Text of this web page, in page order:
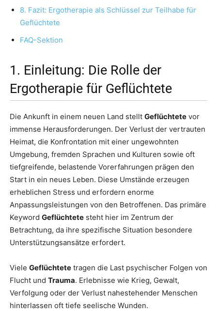
8. Fazit: Ergotherapie als Schlüssel zur Teilhabe für
Geflüchtete
FAQ-Sektion
1. Einleitung: Die Rolle der
Ergotherapie für Geflüchtete
Die Ankunft in einem neuen Land stellt Geflüchtete vor
immense Herausforderungen. Der Verlust der vertrauten
Heimat, die Konfrontation mit einer ungewohnten
Umgebung, fremden Sprachen und Kulturen sowie oft
tiefgreifende, belastende Vorerfahrungen prägen den
Start in ein neues Leben. Diese Umstände erzeugen
erheblichen Stress und erfordern enorme
Anpassungsleistungen von den Betroffenen. Das primäre
Keyword Geflüchtete steht hier im Zentrum der
Betrachtung, da ihre spezifische Situation besondere
Unterstützungsansätze erfordert.
Viele Geflüchtete tragen die Last psychischer Folgen von
Flucht und Trauma. Erlebnisse wie Krieg, Gewalt,
Verfolgung oder der Verlust nahestehender Menschen
hinterlassen oft tiefe seelische Wunden.